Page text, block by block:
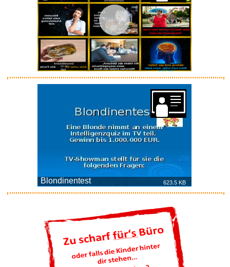
Vorschau
Blondinentest 623.5 KB